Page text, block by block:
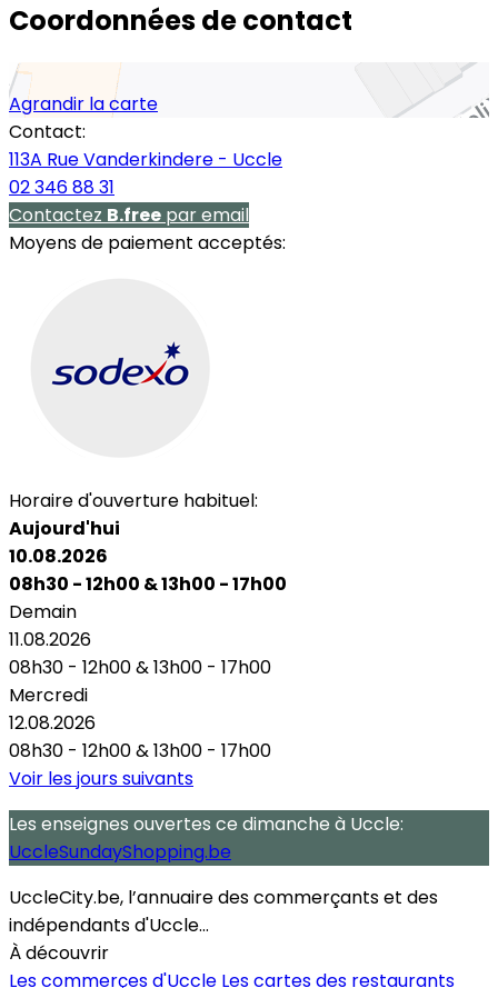
Coordonnées de contact
Agrandir la carte
Contact:
113A Rue Vanderkindere - Uccle
02 346 88 31
Contactez B.free par email
Moyens de paiement acceptés:
Horaire d'ouverture habituel:
Aujourd'hui
10.08.2026
08h30 - 12h00 &13h00 - 17h00
Demain
11.08.2026
08h30 - 12h00&13h00 - 17h00
Mercredi
12.08.2026
08h30 - 12h00&13h00 - 17h00
Voir les jours suivants
Les enseignes ouvertes ce dimanche à Uccle:
UccleSundayShopping.be
UccleCity.be, l’annuaire des commerçants et des
indépendants d'Uccle...
À découvrir
Les commerçes d'Uccle Les cartes des restaurants